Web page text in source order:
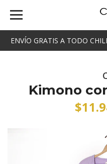
ENVÍO GRATIS A TODO
Kimono